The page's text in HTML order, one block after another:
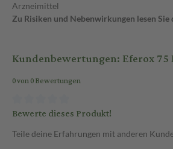
Arzneimittel
Zu Risiken und Nebenwirkungen lesen
Kundenbewertungen: Eferox
0 von 0 Bewertungen
Bewerte dieses Produkt!
Teile deine Erfahrungen mit anderen